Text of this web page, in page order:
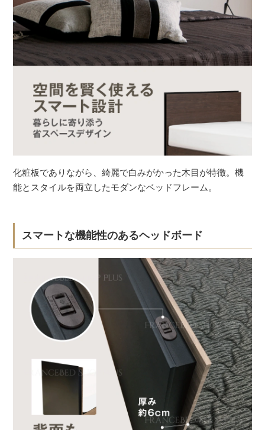
化粧板でありながら、綺麗で白みがかった木目が特徴。機
能とスタイルを両立したモダンなベッドフレーム。
スマートな機能性のあるヘッドボード